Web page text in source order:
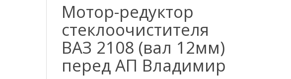
Мотор-редуктор
стеклоочистителя
ВАЗ 2108 (вал 12мм)
перед АП Владимир